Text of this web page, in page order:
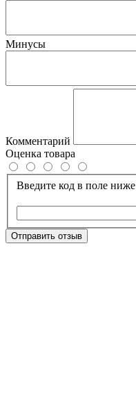
Минусы
Комментарий
Оценка товара
Введите код в поле ниже
Отправить отзыв